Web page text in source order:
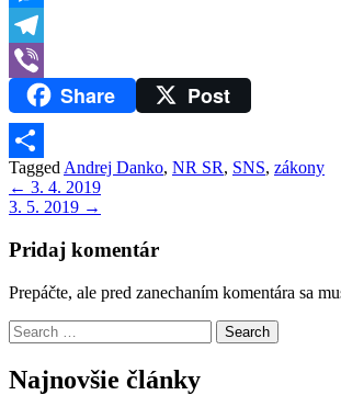
Messenger
Telegram
Viber
Share Post
Share
Tagged Andrej Danko, NR SR, SNS, zákony
Navigácia
v
článku
← 3. 4. 2019
3. 5. 2019 →
Pridaj komentár
Prepáčte, ale pred zanechaním komentára sa
Search
for:
Najnovšie články